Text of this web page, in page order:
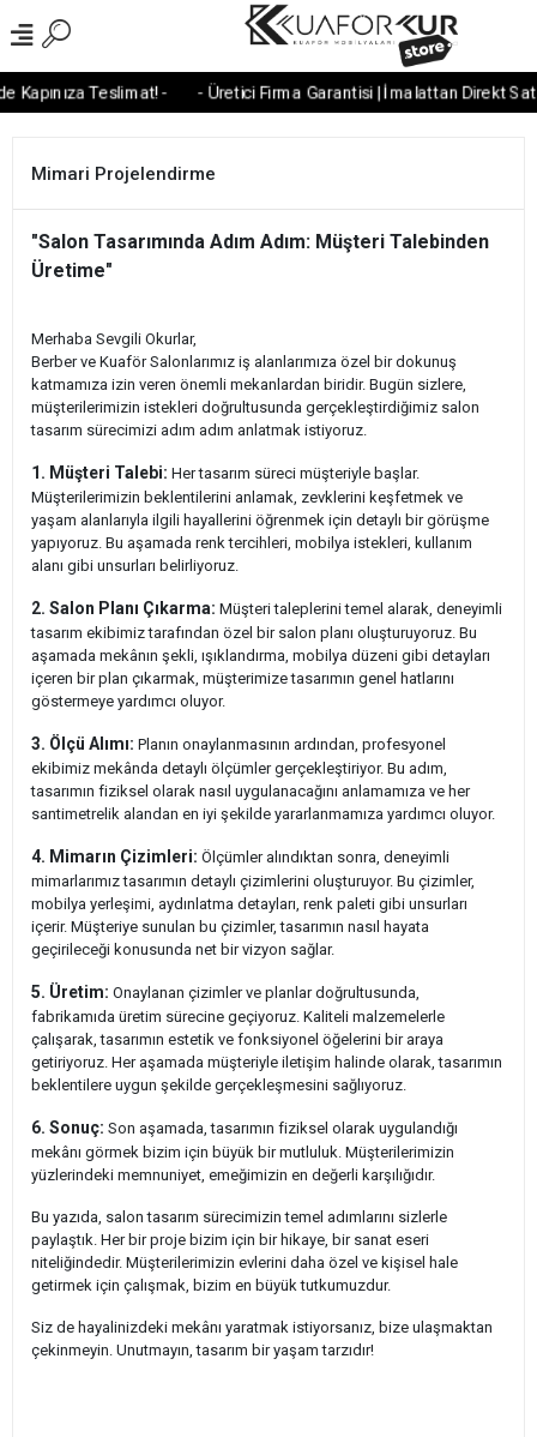
Teslimat! - - Üretici Firma Garantisi | İmalattan Direkt
Mimari Projelendirme
"Salon Tasarımında Adım Adım: Müşteri Talebinden
Üretime"
Merhaba Sevgili Okurlar,
Berber ve Kuaför Salonlarımız iş alanlarımıza özel bir dokunuş
katmamıza izin veren önemli mekanlardan biridir. Bugün sizlere,
müşterilerimizin istekleri doğrultusunda gerçekleştirdiğimiz salon
tasarım sürecimizi adım adım anlatmak istiyoruz.
1. Müşteri Talebi: Her tasarım süreci müşteriyle başlar.
Müşterilerimizin beklentilerini anlamak, zevklerini keşfetmek ve
yaşam alanlarıyla ilgili hayallerini öğrenmek için detaylı bir görüşme
yapıyoruz. Bu aşamada renk tercihleri, mobilya istekleri, kullanım
alanı gibi unsurları belirliyoruz.
2. Salon Planı Çıkarma: Müşteri taleplerini temel alarak, deneyimli
tasarım ekibimiz tarafından özel bir salon planı oluşturuyoruz. Bu
aşamada mekânın şekli, ışıklandırma, mobilya düzeni gibi detayları
içeren bir plan çıkarmak, müşterimize tasarımın genel hatlarını
göstermeye yardımcı oluyor.
3. Ölçü Alımı: Planın onaylanmasının ardından, profesyonel
ekibimiz mekânda detaylı ölçümler gerçekleştiriyor. Bu adım,
tasarımın fiziksel olarak nasıl uygulanacağını anlamamıza ve her
santimetrelik alandan en iyi şekilde yararlanmamıza yardımcı oluyor.
4. Mimarın Çizimleri: Ölçümler alındıktan sonra, deneyimli
mimarlarımız tasarımın detaylı çizimlerini oluşturuyor. Bu çizimler,
mobilya yerleşimi, aydınlatma detayları, renk paleti gibi unsurları
içerir. Müşteriye sunulan bu çizimler, tasarımın nasıl hayata
geçirileceği konusunda net bir vizyon sağlar.
5. Üretim: Onaylanan çizimler ve planlar doğrultusunda,
fabrikamıda üretim sürecine geçiyoruz. Kaliteli malzemelerle
çalışarak, tasarımın estetik ve fonksiyonel öğelerini bir araya
getiriyoruz. Her aşamada müşteriyle iletişim halinde olarak, tasarımın
beklentilere uygun şekilde gerçekleşmesini sağlıyoruz.
6. Sonuç: Son aşamada, tasarımın fiziksel olarak uygulandığı
mekânı görmek bizim için büyük bir mutluluk. Müşterilerimizin
yüzlerindeki memnuniyet, emeğimizin en değerli karşılığıdır.
Bu yazıda, salon tasarım sürecimizin temel adımlarını sizlerle
paylaştık. Her bir proje bizim için bir hikaye, bir sanat eseri
niteliğindedir. Müşterilerimizin evlerini daha özel ve kişisel hale
getirmek için çalışmak, bizim en büyük tutkumuzdur.
Siz de hayalinizdeki mekânı yaratmak istiyorsanız, bize ulaşmaktan
çekinmeyin. Unutmayın, tasarım bir yaşam tarzıdır!